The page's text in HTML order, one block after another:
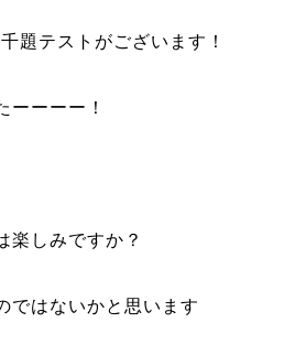
題テストがございます！
ーーーー！
楽しみですか？
ではないかと思います